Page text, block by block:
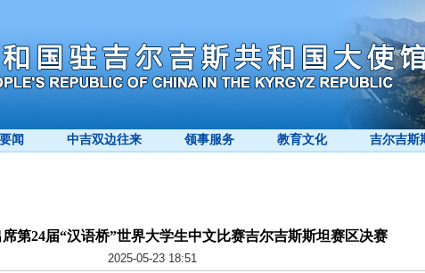
闻 中吉双边往来 领事服务 教育文化 吉尔吉斯
第24届“汉语桥”世界大学生中文比赛吉尔吉斯斯坦赛区决赛
2025-05-23 18:51